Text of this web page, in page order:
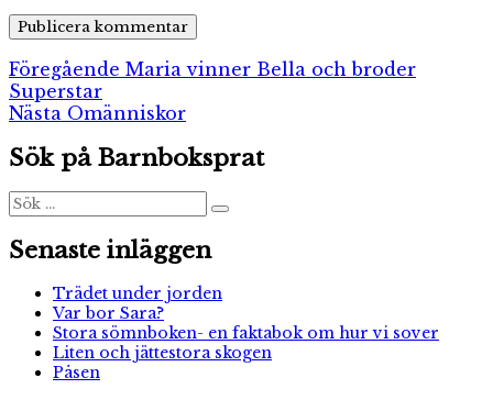
Inläggsnavigering
Föregående Föregående
Maria vinner Bella och broder
Superstar
Nästa Nästa
Omänniskor
Sök på Barnboksprat
Sök
efter:
Sök
Senaste inläggen
Trädet under jorden
Var bor Sara?
Stora sömnboken- en faktabok om hur vi sover
Liten och jättestora skogen
Påsen